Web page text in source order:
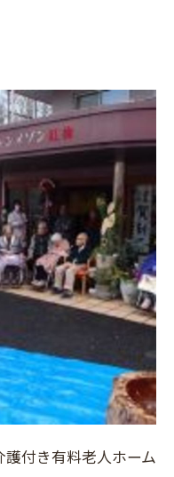
付き有料老人ホーム